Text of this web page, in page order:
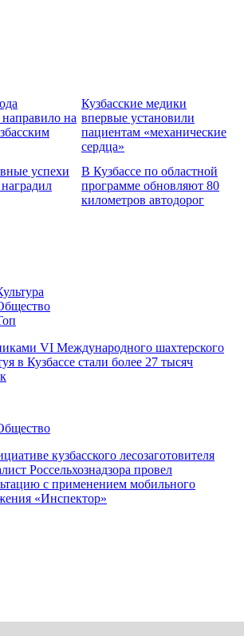
на
Кузбасские медики
впервые установили
пациентам «механические
сердца»
успехи
В Кузбассе по областной
программе обновляют 80
километров автодорог
VI Международного шахтерского
в Кузбассе стали более 27 тысяч
кузбасского лесозаготовителя
Россельхознадзора провел
с применением мобильного
«Инспектор»